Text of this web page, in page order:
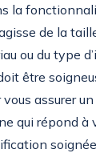
la
de la
ou du type
être
assurer
qui répond à